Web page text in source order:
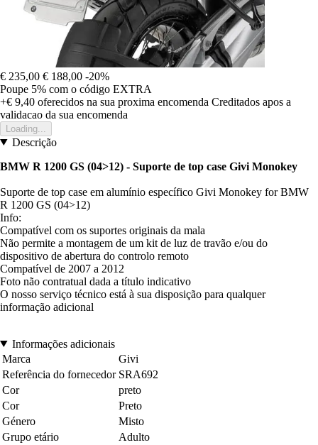
€ 235,00 € 188,00 -20%
Poupe 5% com o código EXTRA
+€ 9,40 oferecidos na sua proxima encomenda Creditados apos a
validacao da sua encomenda
Loading...
Descrição
BMW R 1200 GS (04>12) - Suporte de top case Givi Monokey
Suporte de top case em alumínio específico Givi Monokey for BMW
R 1200 GS (04>12)
Info:
Compatível com os suportes originais da mala
Não permite a montagem de um kit de luz de travão e/ou do
dispositivo de abertura do controlo remoto
Compatível de 2007 a 2012
Foto não contratual dada a título indicativo
O nosso serviço técnico está à sua disposição para qualquer
informação adicional
Informações adicionais
Marca
Givi
Referência do fornecedor SRA692
Cor
preto
Cor
Preto
Género
Misto
Grupo etário
Adulto